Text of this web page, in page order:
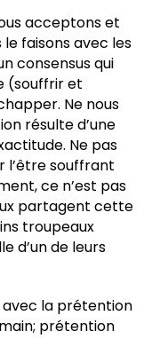
acceptons et
le faisons avec les
consensus qui
(souffrir et
Ne nous
résulte d’une
Ne pas
l’être souffrant
ce n’est pas
partagent cette
troupeaux
d’un de leurs
avec la prétention
prétention